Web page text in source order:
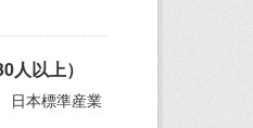
以上）
日本標準産業